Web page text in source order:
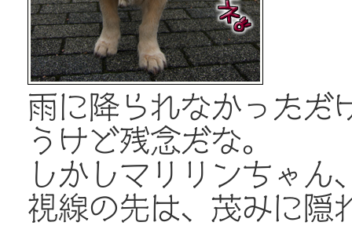
雨に降られなかっただ
うけど残念だな。
しかしマリリンちゃん
視線の先は、茂みに隠